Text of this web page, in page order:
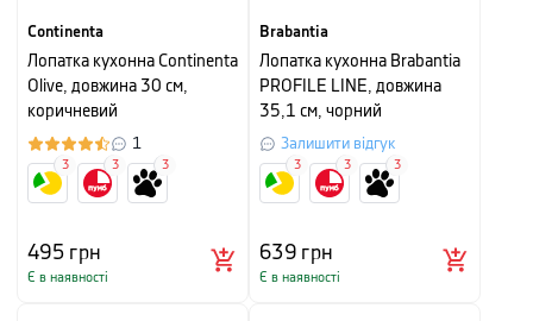
Continenta
Лопатка кухонна Continenta
Olive, довжина 30 см,
коричневий
1
495грн
Є в наявності
3 3 3
Brabantia
Лопатка кухонна Brabantia
PROFILE LINE, довжина
35,1 см, чорний
Залишити відгук
639грн
Є в наявності
3 3 3